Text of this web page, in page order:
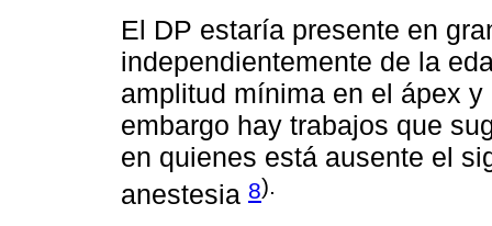
El DP estaría presente en
independientemente de la
amplitud mínima en el ápex
embargo hay trabajos que
en quienes está ausente el
anestesia 8).